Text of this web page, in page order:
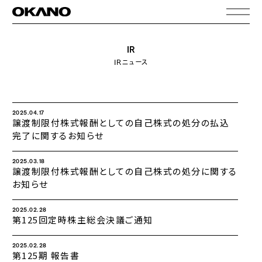
IR
IRニュース
2025.04.17
譲渡制限付株式報酬としての自己株式の処分の払込
完了に関するお知らせ
2025.03.18
譲渡制限付株式報酬としての自己株式の処分に関する
お知らせ
2025.02.28
第125回定時株主総会決議ご通知
2025.02.28
第125期 報告書